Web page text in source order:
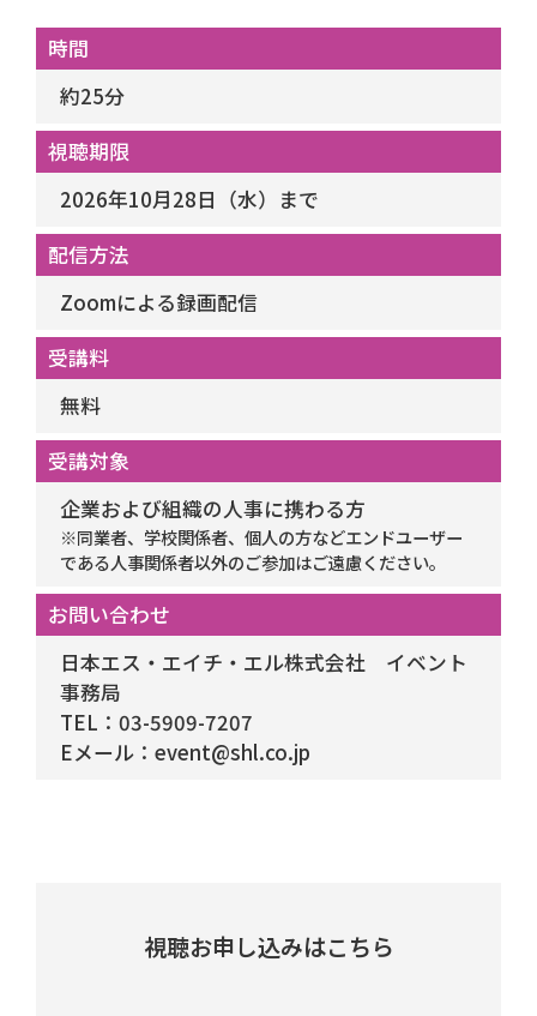
時間
約25分
視聴期限
2026年10月28日（水）まで
配信方法
Zoomによる録画配信
受講料
無料
受講対象
企業および組織の人事に携わる方
※同業者、学校関係者、個人の方などエンドユーザー
である人事関係者以外のご参加はご遠慮ください。
お問い合わせ
日本エス・エイチ・エル株式会社 イベント
事務局
TEL：03-5909-7207
Eメール：event@shl.co.jp
視聴お申し込みはこちら